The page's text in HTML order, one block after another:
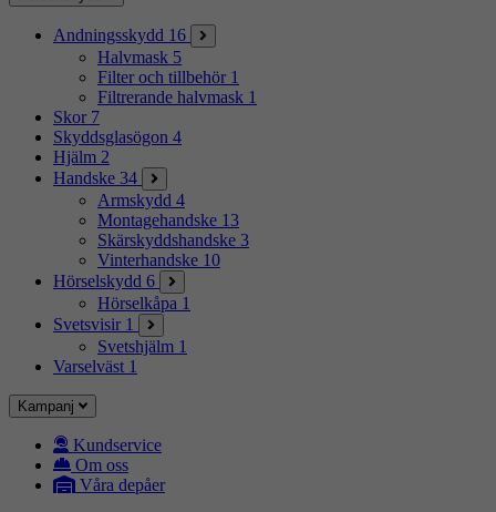
Andningsskydd 16
Halvmask 5
Filter och tillbehör 1
Filtrerande halvmask 1
Skor 7
Skyddsglasögon 4
Hjälm 2
Handske 34
Armskydd 4
Montagehandske 13
Skärskyddshandske 3
Vinterhandske 10
Hörselskydd 6
Hörselkåpa 1
Svetsvisir 1
Svetshjälm 1
Varselväst 1
Kampanj
Kundservice
Om oss
Våra depåer